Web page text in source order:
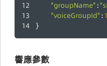
"groupName" :
"voiceGroupId" :
}
響應參數